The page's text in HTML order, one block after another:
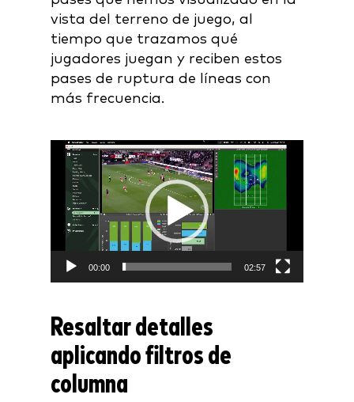
vista del terreno de juego, al
tiempo que trazamos qué
jugadores juegan y reciben estos
pases de ruptura de líneas con
más frecuencia.
Video
Player
00:00 02:57
Resaltar detalles
aplicando filtros de
columna